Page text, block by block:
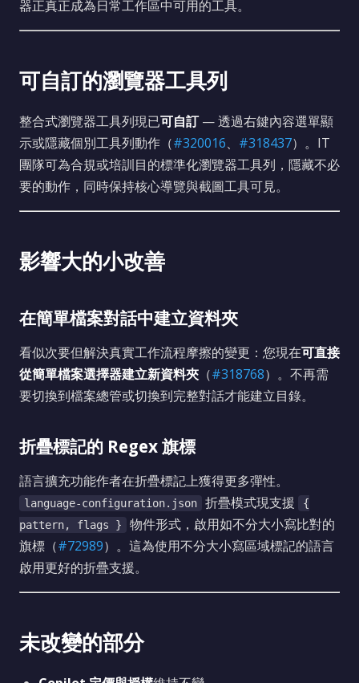
器正真正成為日常工作區中可用的工具。
可自訂的瀏覽器工具列
整合式瀏覽器工具列現已可自訂— 透過右鍵內容選單顯
示或隱藏個別工具列動作（#320016、 #318437）。IT
團隊可為合規或培訓目的標準化瀏覽器工具列，隱藏不必
要的動作，同時保持核心導覽與截圖工具可見。
影響大的小改善
在簡單檔案對話中建立資料夾
看似次要但解決真實工作流程摩擦的變更：您現在可直接
從簡單檔案選擇器建立新資料夾 （#318768）。不再需
要切換到檔案總管或切換到完整對話才能建立目錄。
折疊標記的 Regex 旗標
語言擴充功能作者在折疊標記上獲得更多彈性。
language-configuration.json 折疊模式現支援
{
pattern, flags }
物件形式，啟用如不分大小寫比對的
旗標（#72989）。這為使用不分大小寫區域標記的語言
啟用更好的折疊支援。
未改變的部分